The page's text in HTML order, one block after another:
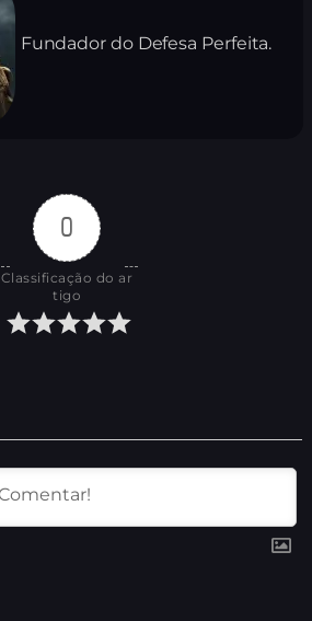
Fundador do Defesa Perfeita.
0
Classificação do ar
tigo